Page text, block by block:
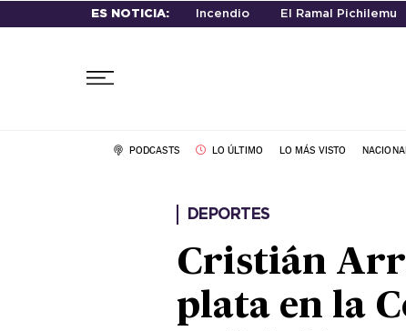
ES NOTICIA: Incendio El Ramal Pichilemu
PODCASTS LO ÚLTIMO LO MÁS VISTO
DEPORTES
Cristián
plata en la